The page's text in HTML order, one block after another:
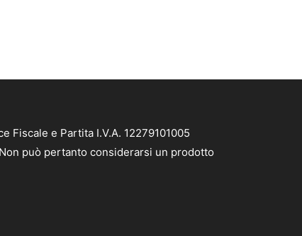
Fiscale e Partita I.V.A. 12279101005
può pertanto considerarsi un prodotto